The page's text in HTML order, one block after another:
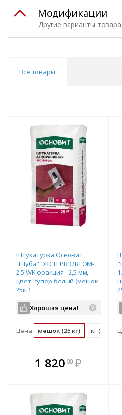
Другие варианты товара
Модификации
Все товары
Штукатурка Основит
"Шуба" ЭКСТЕРВЭЛЛ OM-
2.5 WK фракция - 2,5 мм,
цвет: супер-белый (мешок
25кг)
Хорошая цена!
Цена: мешок (25 кг) кг (0.04
1 820 00 ₽
В комплекте
всегда выгоднее!